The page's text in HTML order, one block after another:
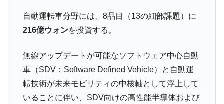
Fact1
夏の甲子園、優勝校を最も多く輩出している都道
府県とは？
Fact1 奇跡の毛色「白毛馬」とは？
Fact1
全て勝つといくら？ 競馬GI競走で勝利騎手がもら
える賞金とは？
自動運転車分野には、8品目（13の細部課題）に
216億ウォンを投資する。
無線アップデートが可能なソフトウェア中心自動
車（SDV：Software Defined Vehicle）と自動運
転技術が未来モビリティの中核軸として浮上して
いることに伴い、SDV向けの高性能半導体および